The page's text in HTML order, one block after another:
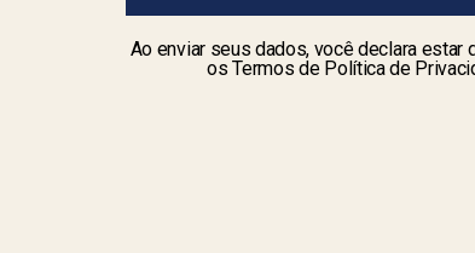
Ao enviar seus dados, você declara estar
os Termos de Política de